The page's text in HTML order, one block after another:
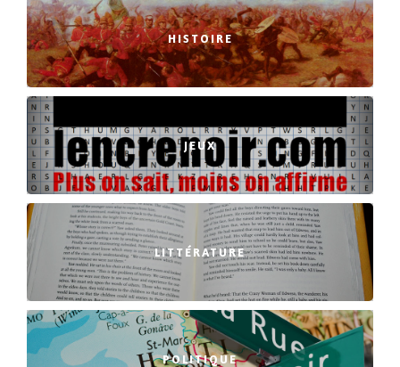
HISTOIRE
JEUX
LITTÉRATURE
POLITIQUE